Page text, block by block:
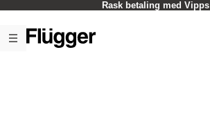
Rask betaling med Vipps